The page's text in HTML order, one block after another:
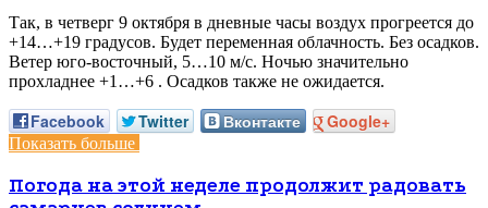
Так, в четверг 9 октября в дневные часы воздух прогреется до
+14…+19 градусов. Будет переменная облачность. Без осадков.
Ветер юго-восточный, 5…10 м/с. Ночью значительно
прохладнее +1…+6 . Осадков также не ожидается.
Facebook Twitter Вконтакте Google+
Показать больше
Погода на этой неделе продолжит радовать